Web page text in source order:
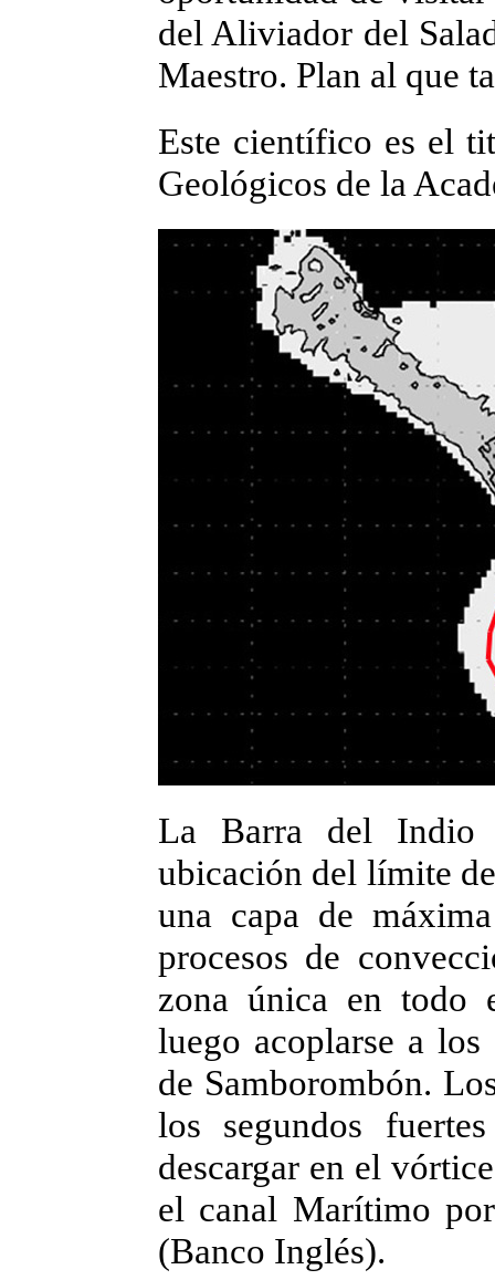
del Aliviador del
Maestro. Plan al que
Este científico es el
Geológicos de la
La Barra del Indio
ubicación del límite
una capa de
procesos de
zona única en todo
luego acoplarse a
de Samborombón.
los segundos
descargar en el
el canal Marítimo
(Banco Inglés).